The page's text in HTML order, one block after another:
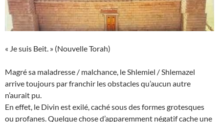
« Je suis Beit. » (Nouvelle Torah)
Magré sa maladresse / malchance, le Shlemiel / Shlemazel
arrive toujours par franchir les obstacles qu’aucun autre
n’aurait pu.
En effet, le Divin est exilé, caché sous des formes grotesques
ou profanes. Quelque chose d’apparemment négatif cache une